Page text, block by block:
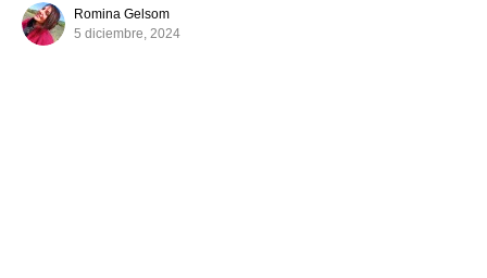
Romina Gelsom
5 diciembre, 2024